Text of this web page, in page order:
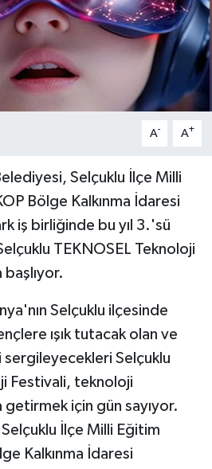
A- A+
Selçuklu İlçe Milli
Bölge Kalkınma İdaresi
iş birliğinde bu yıl 3.'sü
TEKNOSEL Teknoloji
başlıyor.
Selçuklu ilçesinde
ışık tutacak olan ve
sergileyecekleri Selçuklu
Festivali, teknoloji
getirmek için gün sayıyor.
İlçe Milli Eğitim
Kalkınma İdaresi